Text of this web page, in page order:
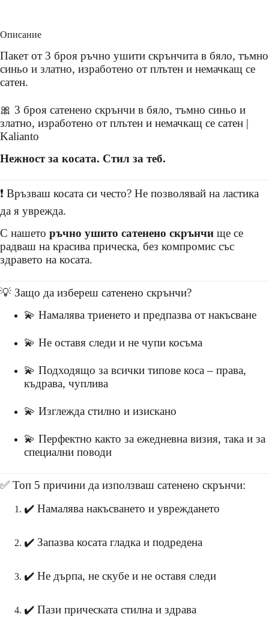
Описание
Пакет от 3 броя ръчно ушити скрънчита в бяло, тъмно
синьо и златно, изработено от плътен и немачкащ се
сатен.
🎀 3 броя сатенено скрънчи в бяло, тъмно синьо и
златно, изработено от плътен и немачкащ се сатен |
Kalianto
Нежност за косата. Стил за теб.
❗ Връзваш косата си често? Не позволявай на ластика
да я уврежда.
С нашето ръчно ушито сатенено скрънчи ще се
радваш на красива прическа, без компромис със
здравето на косата.
💡 Защо да избереш сатенено скрънчи?
💫 Намалява триенето и предпазва от накъсване
💫 Не оставя следи и не чупи косъма
💫 Подходящо за всички типове коса – права,
къдрава, чуплива
💫 Изглежда стилно и изискано
💫 Перфектно както за ежедневна визия, така и за
специални поводи
✅ Топ 5 причини да използваш сатенено скрънчи:
✔️ Намалява накъсването и увреждането
✔️ Запазва косата гладка и подредена
✔️ Не дърпа, не скубе и не оставя следи
✔️ Пази прическата стилна и здрава